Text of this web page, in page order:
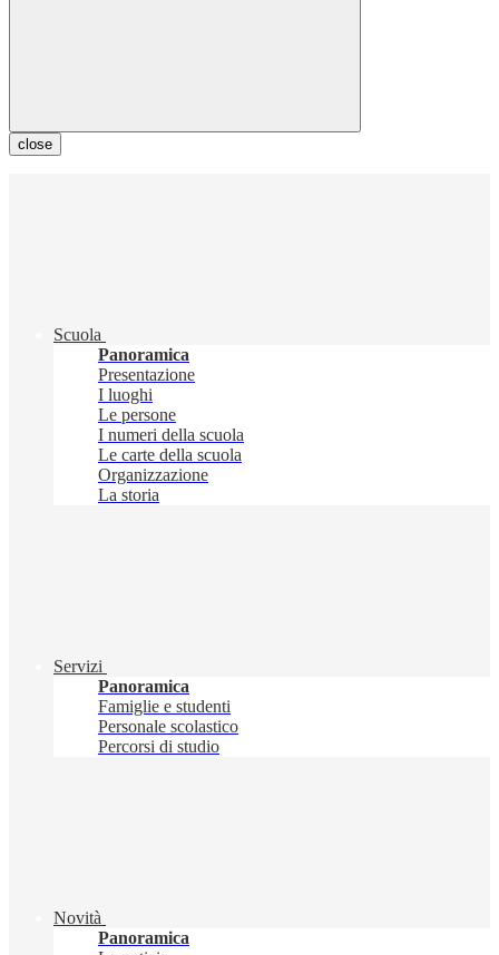
close
Scuola
Panoramica
Presentazione
I luoghi
Le persone
I numeri della scuola
Le carte della scuola
Organizzazione
La storia
Servizi
Panoramica
Famiglie e studenti
Personale scolastico
Percorsi di studio
Novità
Panoramica